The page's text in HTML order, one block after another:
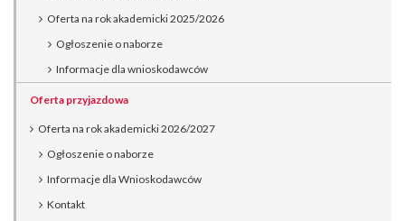
Oferta na rok akademicki 2025/2026
Ogłoszenie o naborze
Informacje dla wnioskodawców
Oferta przyjazdowa
Oferta na rok akademicki 2026/2027
Ogłoszenie o naborze
Informacje dla Wnioskodawców
Kontakt